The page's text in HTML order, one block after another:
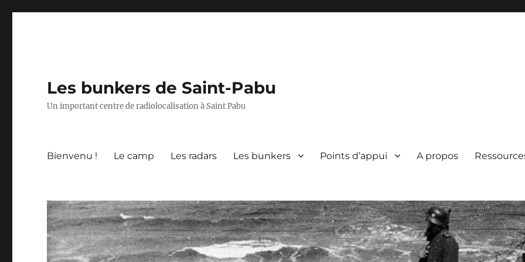
Les bunkers de Saint-Pabu
Un important centre de radiolocalisation à Saint Pabu
Bienvenu ! Le camp Les radars Les bunkers Points d’appui A propos